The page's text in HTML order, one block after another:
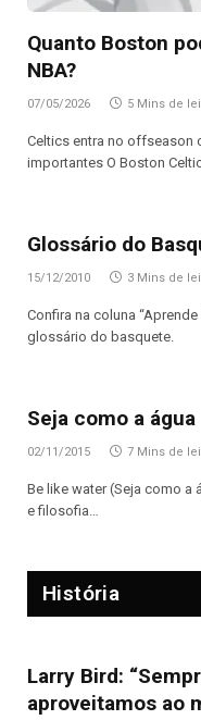
Quanto Boston
NBA?
07/05/2026 5 Mins de
Celtics entra no offseason
importantes O Boston
Glossário do
15/12/2010 3 Mins de
Confira na coluna
glossário do basquete.
Seja como a água
02/11/2015 7 Mins de
Be like water (Seja como
e filosofia…
História
Larry Bird:
aproveitamos ao